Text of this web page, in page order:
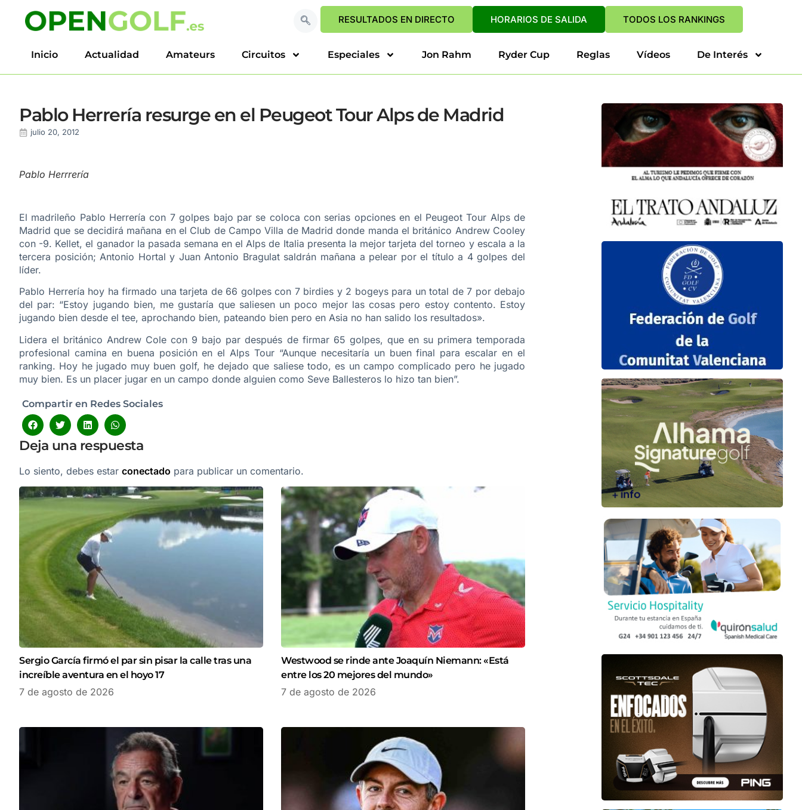
RESULTADOS EN DIRECTO HORARIOS DE SALIDA TODOS LOS RANKINGS
Inicio Actualidad Amateurs Circuitos Especiales Jon Rahm Ryder Cup Reglas Vídeos De Interés
Pablo Herrería resurge en el Peugeot Tour Alps de Madrid
julio 20, 2012
Pablo Herrrería
El madrileño Pablo Herrería con 7 golpes bajo par se coloca con serias opciones en el Peugeot Tour Alps de
Madrid que se decidirá mañana en el Club de Campo Villa de Madrid donde manda el británico Andrew Cooley
con -9. Kellet, el ganador la pasada semana en el Alps de Italia presenta la mejor tarjeta del torneo y escala a la
tercera posición; Antonio Hortal y Juan Antonio Bragulat saldrán mañana a pelear por el título a 4 golpes del
líder.
Pablo Herrería hoy ha firmado una tarjeta de 66 golpes con 7 birdies y 2 bogeys para un total de 7 por debajo
del par: “Estoy jugando bien, me gustaría que saliesen un poco mejor las cosas pero estoy contento. Estoy
jugando bien desde el tee, aprochando bien, pateando bien pero en Asia no han salido los resultados».
Lidera el británico Andrew Cole con 9 bajo par después de firmar 65 golpes, que en su primera temporada
profesional camina en buena posición en el Alps Tour “Aunque necesitaría un buen final para escalar en el
ranking. Hoy he jugado muy buen golf, he dejado que saliese todo, es un campo complicado pero he jugado
muy bien. Es un placer jugar en un campo donde alguien como Seve Ballesteros lo hizo tan bien”.
Compartir en Redes Sociales
Deja una respuesta
Lo siento, debes estar conectado para publicar un comentario.
Sergio García firmó el par sin pisar la calle tras una
increíble aventura en el hoyo 17
7 de agosto de 2026
Westwood se rinde ante Joaquín Niemann: «Está
entre los 20 mejores del mundo»
7 de agosto de 2026